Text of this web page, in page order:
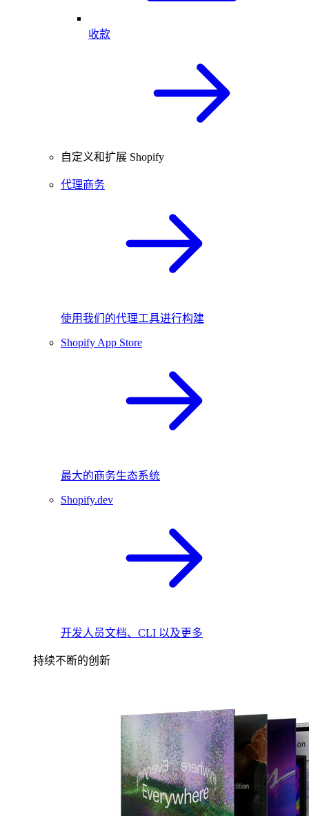
收款
自定义和扩展 Shopify
代理商务
使用我们的代理工具进行构建
Shopify App Store
最大的商务生态系统
Shopify.dev
开发人员文档、CLI 以及更多
持续不断的创新